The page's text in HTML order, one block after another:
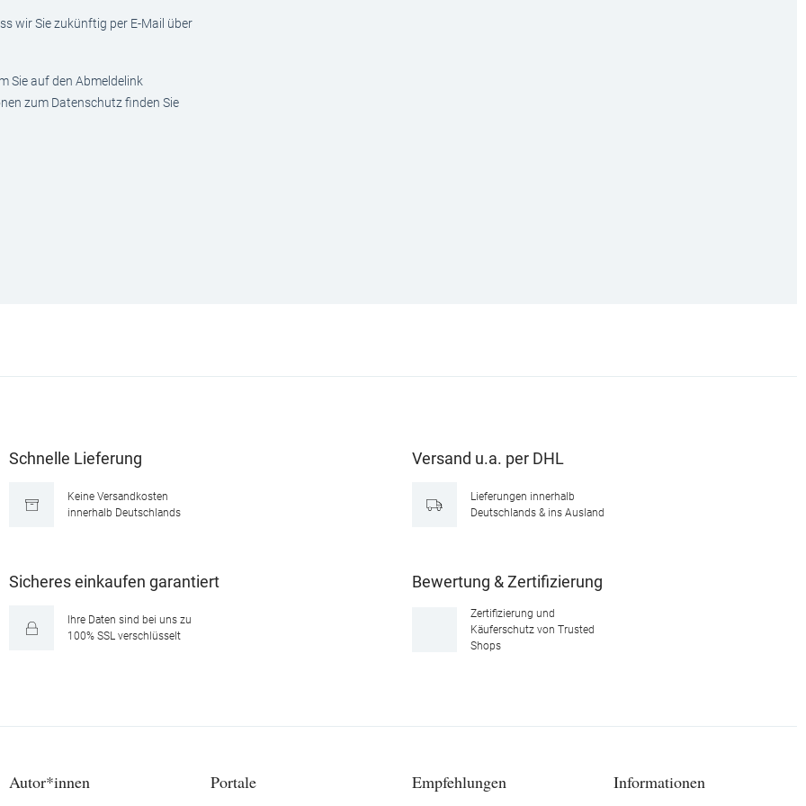
wir Sie zukünftig per E-Mail über
Sie auf den Abmeldelink
zum Datenschutz finden Sie
Schnelle Lieferung
Keine Versandkosten
innerhalb Deutschlands
Versand u.a. per DHL
Lieferungen innerhalb
Deutschlands & ins Ausland
Sicheres einkaufen garantiert
Ihre Daten sind bei uns zu
100% SSL verschlüsselt
Bewertung & Zertifizierung
Zertifizierung und
Käuferschutz von Trusted
Shops
Autor*innen Portale Empfehlungen Informationen